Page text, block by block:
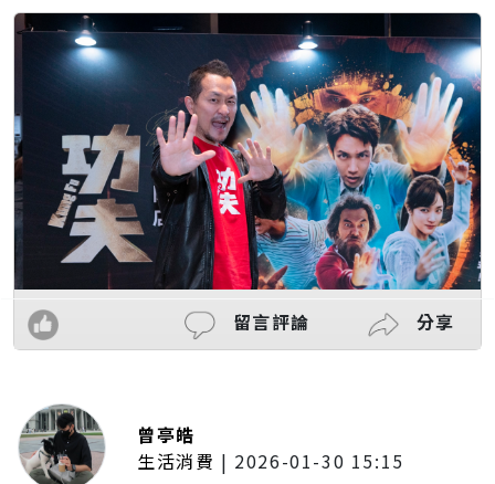
留言評論 分享
曾亭皓
生活消費 | 2026-01-30 15:15